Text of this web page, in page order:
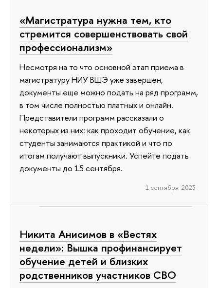
«Магистратура нужна тем, кто
стремится совершенствовать свой
профессионализм»
Несмотря на то что основной этап приема в
магистратуру НИУ ВШЭ уже завершен,
документы еще можно подать на ряд программ,
в том числе полностью платных и онлайн.
Представители программ рассказали о
некоторых из них: как проходит обучение, как
студенты занимаются практикой и что по
итогам получают выпускники. Успейте подать
документы до 15 сентября.
1 сентября 2023
Никита Анисимов в «Вестях
недели»: Вышка профинансирует
обучение детей и близких
родственников участников СВО